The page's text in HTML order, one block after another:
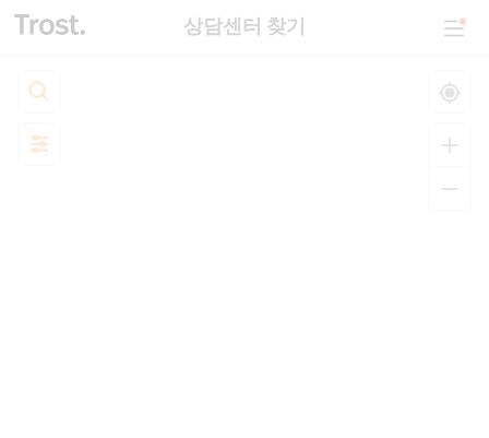
상담센터 찾기